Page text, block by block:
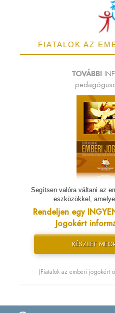
FIATALOK AZ
TOVÁBBI
Segítsen valóra váltani az
eszközökkel,
Rendeljen egy
Jogokért
KÉSZLET
(Fiatalok az emberi jogokért